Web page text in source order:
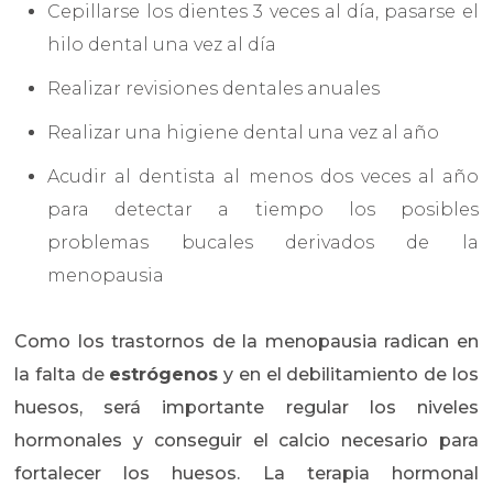
Cepillarse los dientes 3 veces al día, pasarse el
hilo dental una vez al día
Realizar revisiones dentales anuales
Realizar una higiene dental una vez al año
Acudir al dentista al menos dos veces al año
para detectar a tiempo los posibles
problemas bucales derivados de la
menopausia
Como los trastornos de la menopausia radican en
la falta de estrógenos y en el debilitamiento de los
huesos, será importante regular los niveles
hormonales y conseguir el calcio necesario para
fortalecer los huesos. La terapia hormonal